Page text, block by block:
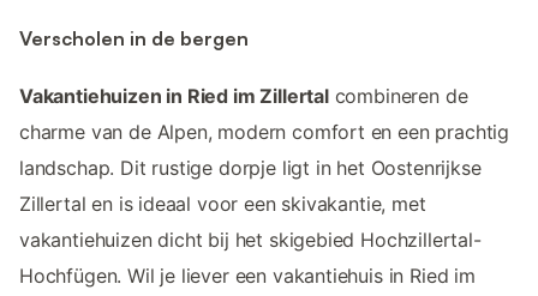
Verscholen in de bergen
Vakantiehuizen in Ried im Zillertalcombineren de
charme van de Alpen, modern comfort en een prachtig
landschap. Dit rustige dorpje ligt in het Oostenrijkse
Zillertal en is ideaal voor een skivakantie, met
vakantiehuizen dicht bij het skigebied Hochzillertal-
Hochfügen. Wil je liever een vakantiehuis in Ried im